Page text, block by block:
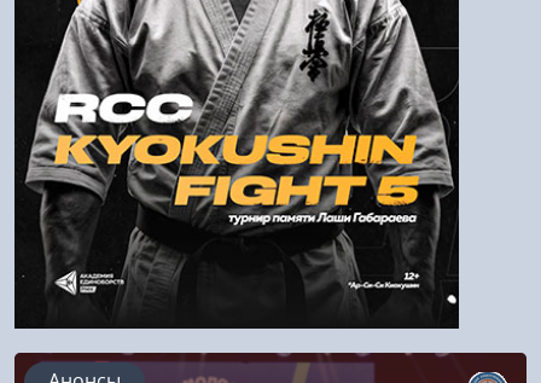
Напомнить пароль
Регистрация